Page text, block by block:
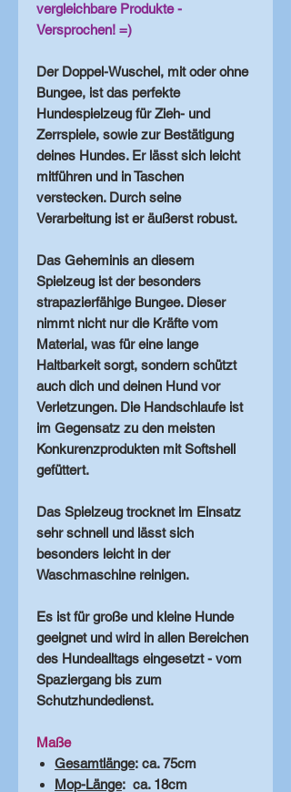
vergleichbare Produkte -
Versprochen! =)
Der Doppel-Wuschel, mit oder ohne
Bungee, ist das perfekte
Hundespielzeug für Zieh- und
Zerrspiele, sowie zur Bestätigung
deines Hundes. Er lässt sich leicht
mitführen und in Taschen
verstecken. Durch seine
Verarbeitung ist er äußerst robust.
Das Geheminis an diesem
Spielzeug ist der besonders
strapazierfähige Bungee. Dieser
nimmt nicht nur die Kräfte vom
Material, was für eine lange
Haltbarkeit sorgt, sondern schützt
auch dich und deinen Hund vor
Verletzungen. Die Handschlaufe ist
im Gegensatz zu den meisten
Konkurenzprodukten mit Softshell
gefüttert.
Das Spielzeug trocknet im Einsatz
sehr schnell und lässt sich
besonders leicht in der
Waschmaschine reinigen.
Es ist für große und kleine Hunde
geeignet und wird in allen Bereichen
des Hundealltags eingesetzt - vom
Spaziergang bis zum
Schutzhundedienst.
Maße
Gesamtlänge: ca. 75cm
Mop-Länge: ca. 18cm